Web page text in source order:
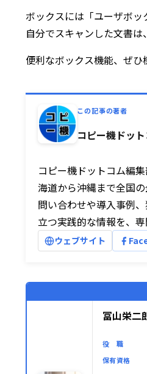
ボックスには「ユーザボッ
自分でスキャンした文書は
便利なボックス機能、ぜひ
この記事の著者
コピー機ドッ
コピー機ドットコム編
海道から沖縄まで全国
問い合わせや導入事例
立つ実践的な情報を、
ウェブサイト
冨山栄二
役 職
保有資格